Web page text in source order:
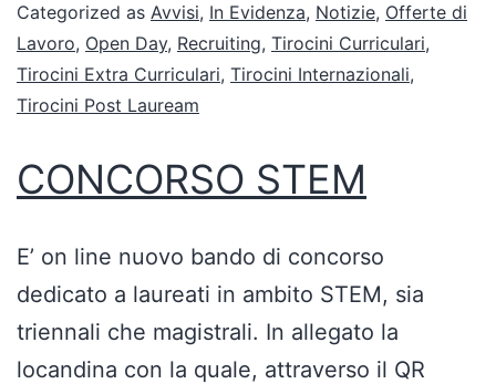
Categorized as Avvisi, In Evidenza, Notizie, Offerte di
Lavoro, Open Day, Recruiting, Tirocini Curriculari,
Tirocini Extra Curriculari, Tirocini Internazionali,
Tirocini Post Lauream
CONCORSO STEM
E’ on line nuovo bando di concorso
dedicato a laureati in ambito STEM, sia
triennali che magistrali. In allegato la
locandina con la quale, attraverso il QR